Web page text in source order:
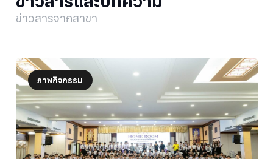
ข่าวสารจากสาขา
ภาพกิจกรรม